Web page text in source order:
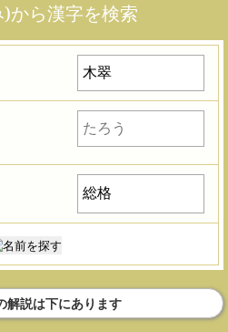
から漢字を検索
解説は下にあります